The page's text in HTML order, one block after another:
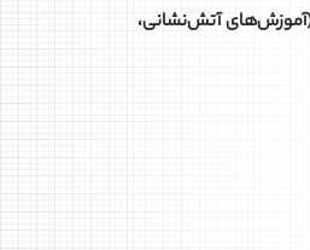
(آموزش‌های آتش‌نشانی،